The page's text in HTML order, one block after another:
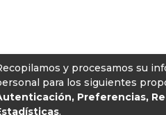
y procesamos su
para los siguientes
Preferencias,
.